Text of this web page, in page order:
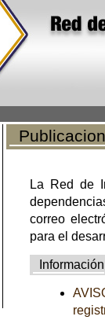
La Red de
correo
para el
Información